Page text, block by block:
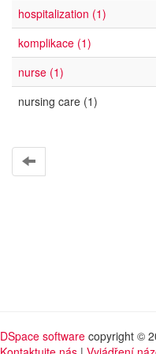
hospitalization (1)
komplikace (1)
nurse (1)
nursing care (1)
DSpace software copyright ©